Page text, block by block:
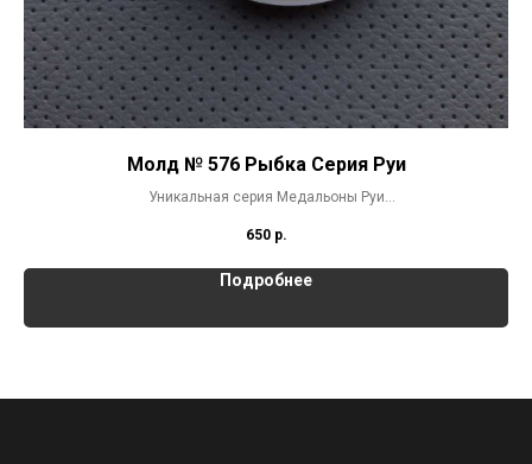
Молд № 576 Рыбка Серия Руи
Уникальная серия Медальоны Руи
650 р.
Подробнее